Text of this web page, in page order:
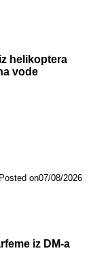
helikoptera
vode
Posted on07/08/2026
iz DM-a